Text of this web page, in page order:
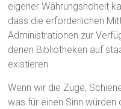
eigener Währungshoheit
dass die erforderlichen
Administrationen zur
denen Bibliotheken auf
existieren.
Wenn wir die Züge,
was für einen Sinn würden